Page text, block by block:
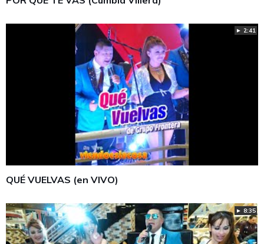
► 2:41
QUÉ VUELVAS (en VIVO)
► 8:35